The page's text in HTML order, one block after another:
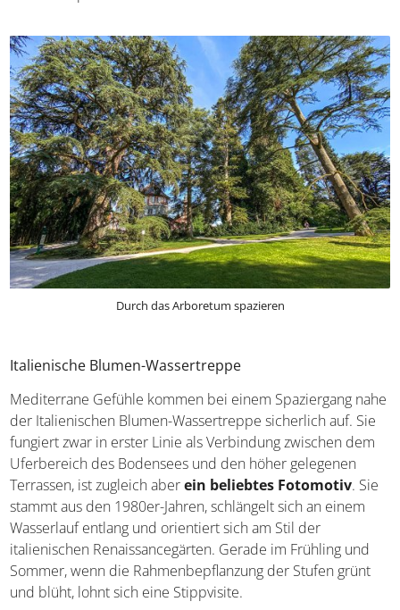
duftende Kulisse und im Arboretum seht ihr interessante
Gehölze wie Mammut- oder Trompetenbäume. 250 Arten
sind hier zu finden!
Durch das Arboretum spazieren
Italienische Blumen-Wassertreppe
Mediterrane Gefühle kommen bei einem Spaziergang
nahe der Italienischen Blumen-Wassertreppe sicherlich
auf. Sie fungiert zwar in erster Linie als Verbindung
zwischen dem Uferbereich des Bodensees und den
höher gelegenen Terrassen, ist zugleich aberein
beliebtes Fotomotiv. Sie stammt aus den 1980er-
Jahren, schlängelt sich an einem Wasserlauf entlang und